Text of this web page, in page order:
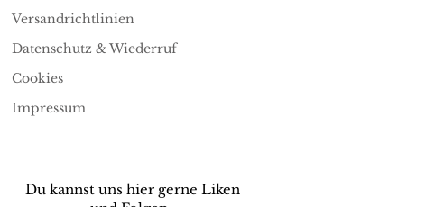
Versandrichtlinien
Datenschutz & Wiederruf
Cookies
Impressum
Du kannst uns hier gerne Liken